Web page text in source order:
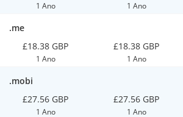
1 Ano 1 Ano
.me
£18.38 GBP
1 Ano
£18.38 GBP
1 Ano
.mobi
£27.56 GBP
1 Ano
£27.56 GBP
1 Ano